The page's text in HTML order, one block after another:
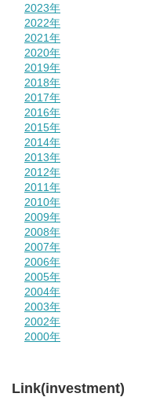
2023年
2022年
2021年
2020年
2019年
2018年
2017年
2016年
2015年
2014年
2013年
2012年
2011年
2010年
2009年
2008年
2007年
2006年
2005年
2004年
2003年
2002年
2000年
Link(investment)